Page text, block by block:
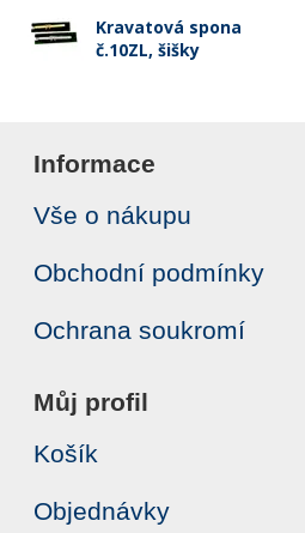
Kravatová spona
č.10ZL, šišky
Informace
Vše o nákupu
Obchodní podmínky
Ochrana soukromí
Můj profil
Košík
Objednávky